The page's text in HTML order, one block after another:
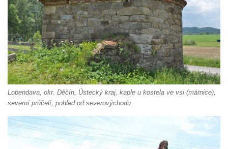
Křížová cesta Římov – XVII. kaple – Velký
Pilát
Křížová cesta Římov – XVI. kaple – U
Herodesa
Křížová cesta Římov – XV. kaple – Malý
Pilát
Křížová cesta Římov – XIV. kaple – U
Křížová cesta Římov – XIII. kaple – U
Annáše (U Kaifáše)
Lobendava, okr. Děčín, Ústecký kraj, kaple u kostela ve vsi (márnice),
severní průčelí, pohled od severovýchodu